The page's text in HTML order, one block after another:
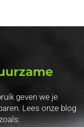
geven we je
Lees onze blog